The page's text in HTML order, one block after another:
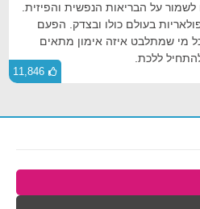
לשמור על הבריאות הנפשית והפיזית.
בעולם כולו ובצדק. הפעם
מי שמתלבט איזה אימון מתאים
ללכת.
11,846